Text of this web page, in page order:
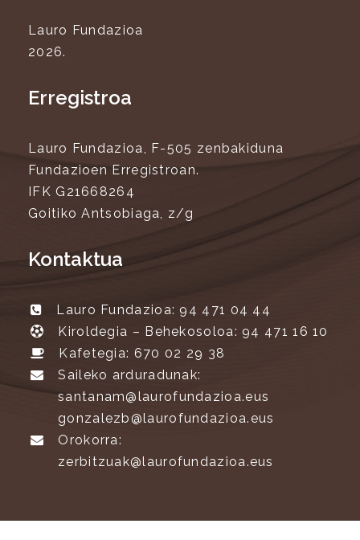
Lauro Fundazioa
2026.
Erregistroa
Lauro Fundazioa, F-505 zenbakiduna
Fundazioen Erregistroan.
IFK G21668264
Goitiko Antsobiaga, z/g
Kontaktua
Lauro Fundazioa: 94 471 04 44
Kiroldegia – Behekosoloa: 94 471 16 10
Kafetegia: 670 02 29 38
Saileko arduradunak:
santanam@laurofundazioa.eus
gonzalezb@laurofundazioa.eus
Orokorra:
zerbitzuak@laurofundazioa.eus